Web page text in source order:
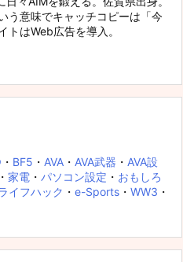
う意味でキャッチコピーは「今
トはWeb広告を導入。
・ BF5 ・ AVA ・ AVA武器 ・ AVA設
・ 家電 ・ パソコン設定 ・ おもしろ
イフハック ・ e-Sports ・ WW3 ・